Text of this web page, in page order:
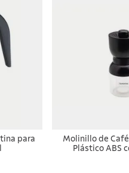
para
Molinillo de
Plástico ABS